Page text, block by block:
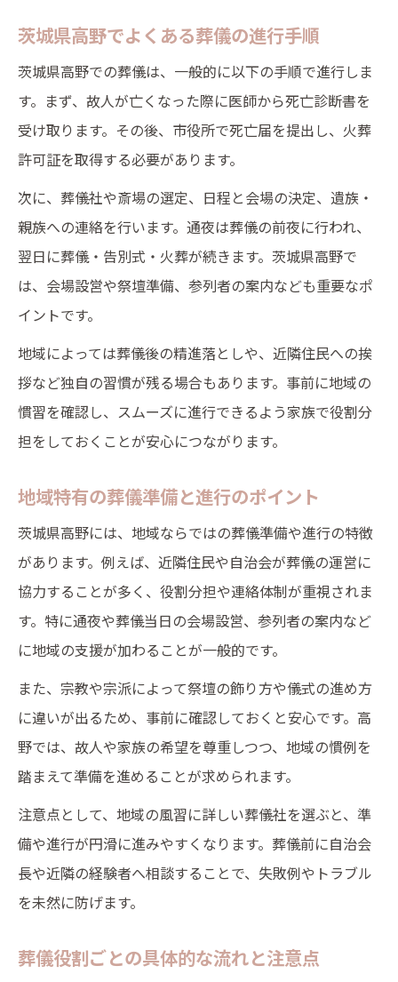
茨城県高野でよくある葬儀の進行手順
茨城県高野での葬儀は、一般的に以下の手順で進行しま
す。まず、故人が亡くなった際に医師から死亡診断書を
受け取ります。その後、市役所で死亡届を提出し、火葬
許可証を取得する必要があります。
次に、葬儀社や斎場の選定、日程と会場の決定、遺族・
親族への連絡を行います。通夜は葬儀の前夜に行われ、
翌日に葬儀・告別式・火葬が続きます。茨城県高野で
は、会場設営や祭壇準備、参列者の案内なども重要なポ
イントです。
地域によっては葬儀後の精進落としや、近隣住民への挨
拶など独自の習慣が残る場合もあります。事前に地域の
慣習を確認し、スムーズに進行できるよう家族で役割分
担をしておくことが安心につながります。
地域特有の葬儀準備と進行のポイント
茨城県高野には、地域ならではの葬儀準備や進行の特徴
があります。例えば、近隣住民や自治会が葬儀の運営に
協力することが多く、役割分担や連絡体制が重視されま
す。特に通夜や葬儀当日の会場設営、参列者の案内など
に地域の支援が加わることが一般的です。
また、宗教や宗派によって祭壇の飾り方や儀式の進め方
に違いが出るため、事前に確認しておくと安心です。高
野では、故人や家族の希望を尊重しつつ、地域の慣例を
踏まえて準備を進めることが求められます。
注意点として、地域の風習に詳しい葬儀社を選ぶと、準
備や進行が円滑に進みやすくなります。葬儀前に自治会
長や近隣の経験者へ相談することで、失敗例やトラブル
を未然に防げます。
葬儀役割ごとの具体的な流れと注意点